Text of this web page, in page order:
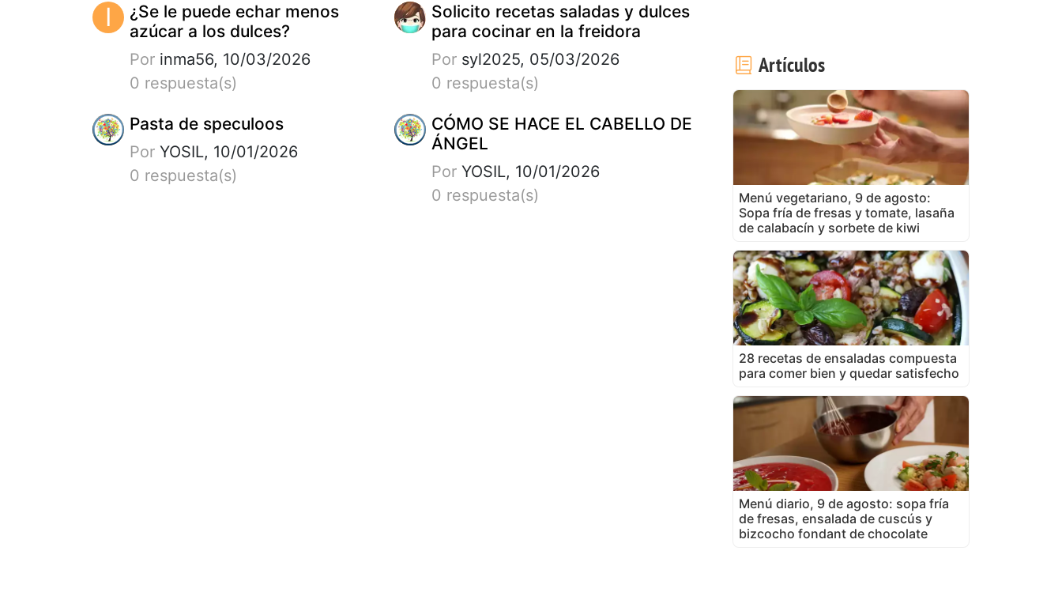
I
¿Se le puede echar menos
azúcar a los dulces?
Por inma56, 10/03/2026
0 respuesta(s)
Solicito recetas saladas y dulces
para cocinar en la freidora
Porsyl2025, 05/03/2026
0 respuesta(s)
Pasta de speculoos
Por YOSIL, 10/01/2026
0 respuesta(s)
CÓMO SE HACE EL CABELLO DE
ÁNGEL
PorYOSIL, 10/01/2026
0 respuesta(s)
Artículos
Menú vegetariano, 9 de agosto:
Sopa fría de fresas y tomate, lasaña
de calabacín y sorbete de kiwi
28 recetas de ensaladas compuesta
para comer bien y quedar satisfecho
Menú diario, 9 de agosto: sopa fría
de fresas, ensalada de cuscús y
bizcocho fondant de chocolate